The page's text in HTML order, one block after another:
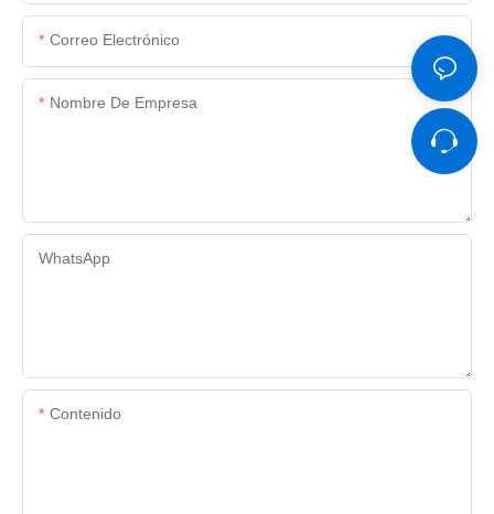
Correo Electrónico
Nombre De Empresa
WhatsApp
Contenido